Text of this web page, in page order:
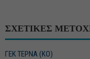
ΣΧΕΤΙΚΕΣ
ΓΕΚ ΤΕΡΝΑ (ΚΟ)